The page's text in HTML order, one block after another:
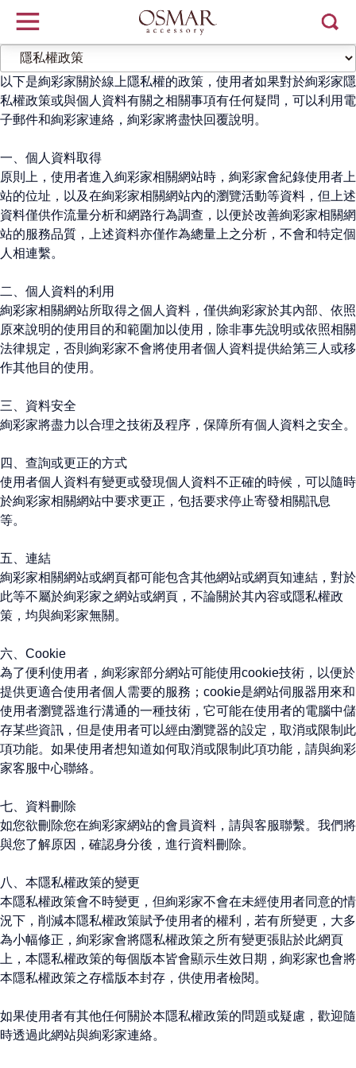
以下是絢彩家關於線上隱私權的政策，使用者如果對於絢彩家隱
私權政策或與個人資料有關之相關事項有任何疑問，可以利用電
子郵件和絢彩家連絡，絢彩家將盡快回覆說明。
一、個人資料取得
原則上，使用者進入絢彩家相關網站時，絢彩家會紀錄使用者上
站的位址，以及在絢彩家相關網站內的瀏覽活動等資料，但上述
資料僅供作流量分析和網路行為調查，以便於改善絢彩家相關網
站的服務品質，上述資料亦僅作為總量上之分析，不會和特定個
人相連繫。
二、個人資料的利用
絢彩家相關網站所取得之個人資料，僅供絢彩家於其內部、依照
原來說明的使用目的和範圍加以使用，除非事先說明或依照相關
法律規定，否則絢彩家不會將使用者個人資料提供給第三人或移
作其他目的使用。
三、資料安全
絢彩家將盡力以合理之技術及程序，保障所有個人資料之安全。
四、查詢或更正的方式
使用者個人資料有變更或發現個人資料不正確的時候，可以隨時
於絢彩家相關網站中要求更正，包括要求停止寄發相關訊息
等。
五、連結
絢彩家相關網站或網頁都可能包含其他網站或網頁知連結，對於
此等不屬於絢彩家之網站或網頁，不論關於其內容或隱私權政
策，均與絢彩家無關。
六、Cookie
為了便利使用者，絢彩家部分網站可能使用cookie技術，以便於
提供更適合使用者個人需要的服務；cookie是網站伺服器用來和
使用者瀏覽器進行溝通的一種技術，它可能在使用者的電腦中儲
存某些資訊，但是使用者可以經由瀏覽器的設定，取消或限制此
項功能。如果使用者想知道如何取消或限制此項功能，請與絢彩
家客服中心聯絡。
七、資料刪除
如您欲刪除您在絢彩家網站的會員資料，請與客服聯繫。我們將
與您了解原因，確認身分後，進行資料刪除。
八、本隱私權政策的變更
本隱私權政策會不時變更，但絢彩家不會在未經使用者同意的情
況下，削減本隱私權政策賦予使用者的權利，若有所變更，大多
為小幅修正，絢彩家會將隱私權政策之所有變更張貼於此網頁
上，本隱私權政策的每個版本皆會顯示生效日期，絢彩家也會將
本隱私權政策之存檔版本封存，供使用者檢閱。
如果使用者有其他任何關於本隱私權政策的問題或疑慮，歡迎隨
時透過此網站與絢彩家連絡。